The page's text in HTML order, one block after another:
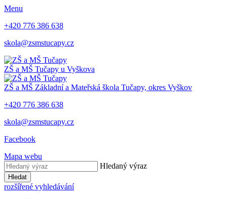
Menu
+420 776 386 638
skola@zsmstucapy.cz
ZŠ a MŠ Tučapy u Vyškova
ZŠ a MŠ Základní a Mateřská škola Tučapy, okres Vyškov
+420 776 386 638
skola@zsmstucapy.cz
Facebook
Mapa webu
Hledaný výraz
Hledat
rozšířené vyhledávání